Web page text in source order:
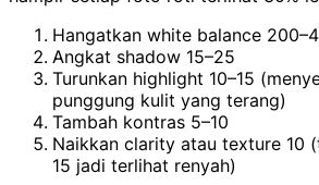
Hangatkan white balance
Angkat shadow 15–25
Turunkan highlight 10–15
punggung kulit yang terang)
Tambah kontras 5–10
Naikkan clarity atau texture 10
15 jadi terlihat renyah)